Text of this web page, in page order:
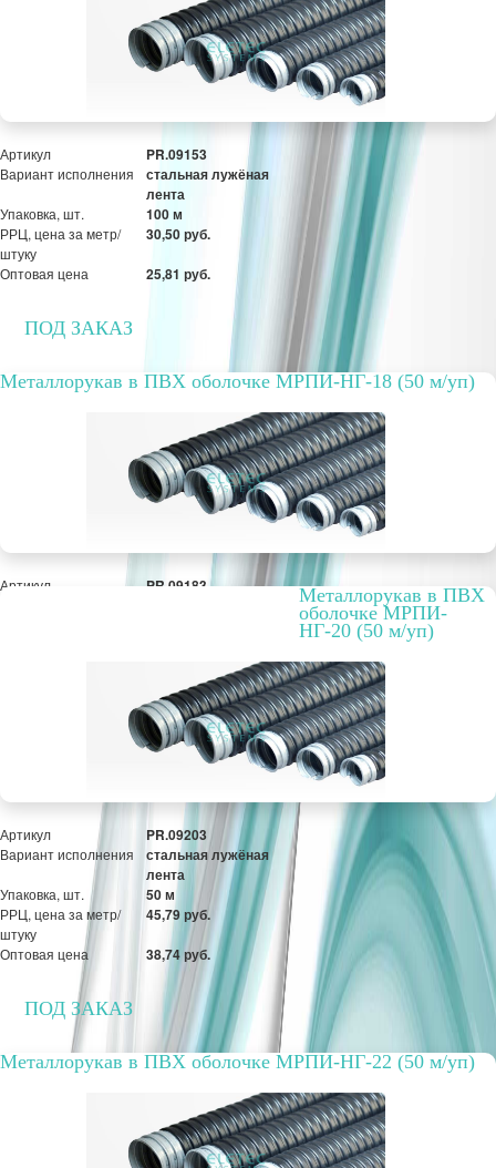
ПОД ЗАКАЗ
Артикул PR.09153
Вариант исполнения
стальная лужёная
лента
Упаковка, шт. 100 м
РРЦ, цена за метр/
штуку
30,50 руб.
Оптовая цена 25,81 руб.
ПОД ЗАКАЗ
Металлорукав в ПВХ оболочке МРПИ-НГ-18 (50 м/уп)
Артикул PR.09183
35,84 руб.
Металлорукав в ПВХ
оболочке МРПИ-
НГ-20 (50 м/уп)
Артикул PR.09203
Вариант исполнения
стальная лужёная
лента
Упаковка, шт. 50 м
РРЦ, цена за метр/
штуку
45,79 руб.
Оптовая цена 38,74 руб.
ПОД ЗАКАЗ
Металлорукав в ПВХ оболочке МРПИ-НГ-22 (50 м/уп)